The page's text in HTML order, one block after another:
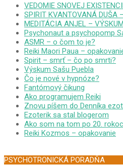
VEDOMIE SNOVEJ
SPIRIT KVANTOVANÁ DUŠA
MEDITÁCIA ANJEL – VÝSKUM
Psychonaut a psychopomp
ASMR – o čom to je?
Reiki Maori Paua –
Spirit – smrť – čo po smrti?
Výskum Sašu Puebla
Čo je nové v hypnóze?
Fantómový čikung
Ako programujem Reiki
Znovu píšem do Denníka
Ezoterik sa stal blogerom
Ako som na tom po 20.
Reiki Kozmos – opakovanie
PSYCHOTRONICKÁ PORADŇA